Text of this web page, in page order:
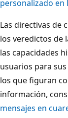
personalizado en
Las directivas de
los veredictos de
las capacidades
usuarios para
los que figuran
información,
mensajes en